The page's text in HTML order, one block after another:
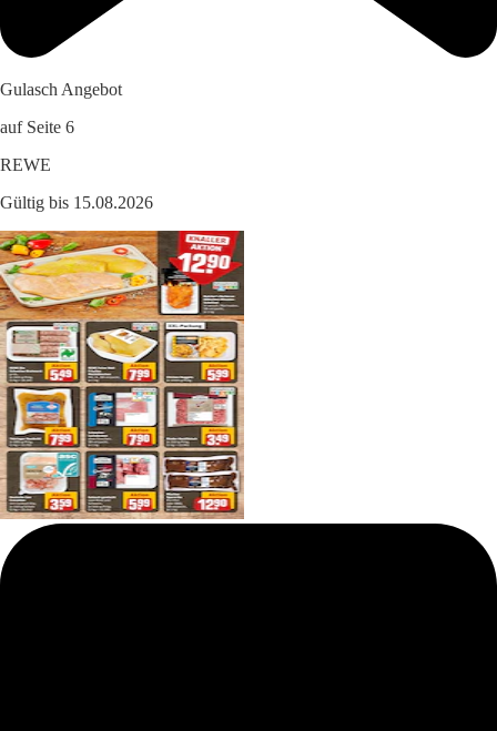
Gulasch Angebot
auf Seite 6
REWE
Gültig bis 15.08.2026